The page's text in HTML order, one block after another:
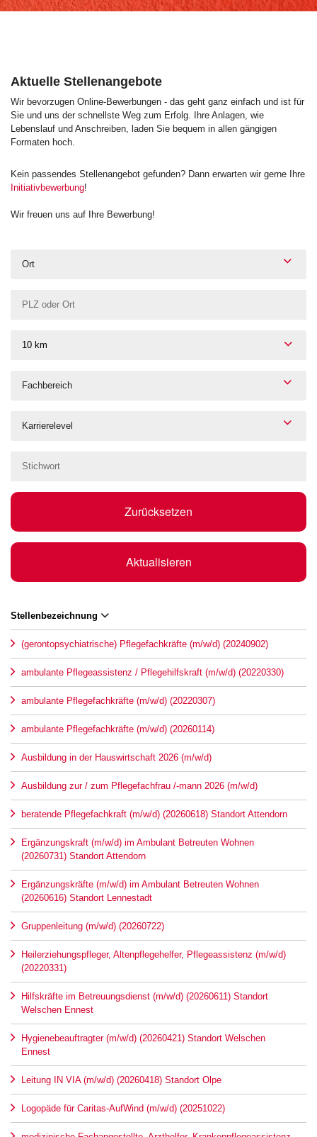
Aktuelle Stellenangebote
Wir bevorzugen Online-Bewerbungen - das geht ganz einfach und ist für
Sie und uns der schnellste Weg zum Erfolg. Ihre Anlagen, wie
Lebenslauf und Anschreiben, laden Sie bequem in allen gängigen
Formaten hoch.
Kein passendes Stellenangebot gefunden? Dann erwarten wir gerne Ihre
Initiativbewerbung!
Wir freuen uns auf Ihre Bewerbung!
Ort
10 km
Fachbereich
Karrierelevel
Zurücksetzen
Aktualisieren
Stellenbezeichnung
(gerontopsychiatrische) Pflegefachkräfte (m/w/d) (20240902)
ambulante Pflegeassistenz / Pflegehilfskraft (m/w/d) (20220330)
ambulante Pflegefachkräfte (m/w/d) (20220307)
ambulante Pflegefachkräfte (m/w/d) (20260114)
Ausbildung in der Hauswirtschaft 2026 (m/w/d)
Ausbildung zur / zum Pflegefachfrau /-mann 2026 (m/w/d)
beratende Pflegefachkraft (m/w/d) (20260618) Standort Attendorn
Ergänzungskraft (m/w/d) im Ambulant Betreuten Wohnen
(20260731) Standort Attendorn
Ergänzungskräfte (m/w/d) im Ambulant Betreuten Wohnen
(20260616) Standort Lennestadt
Gruppenleitung (m/w/d) (20260722)
Heilerziehungspfleger, Altenpflegehelfer, Pflegeassistenz (m/w/d)
(20220331)
Hilfskräfte im Betreuungsdienst (m/w/d) (20260611) Standort
Welschen Ennest
Hygienebeauftragter (m/w/d) (20260421) Standort Welschen
Ennest
Leitung IN VIA (m/w/d) (20260418) Standort Olpe
Logopäde für Caritas-AufWind (m/w/d) (20251022)